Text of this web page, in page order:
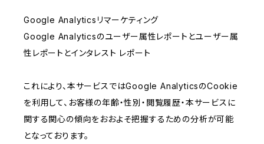
Google Analyticsリマーケティング
Google Analyticsのユーザー属性レポートとユーザー属
性レポートとインタレスト レポート
これにより、本サービスではGoogle AnalyticsのCookie
を利用して、お客様の年齢・性別・閲覧履歴・本サービスに
関する関心の傾向をおおよそ把握するための分析が可能
となっております。